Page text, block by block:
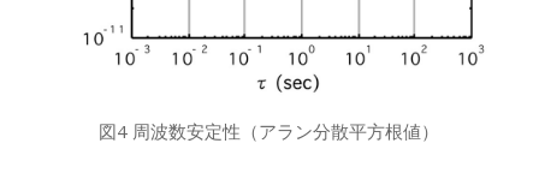
図4 周波数安定性（アラン分散平方根値）